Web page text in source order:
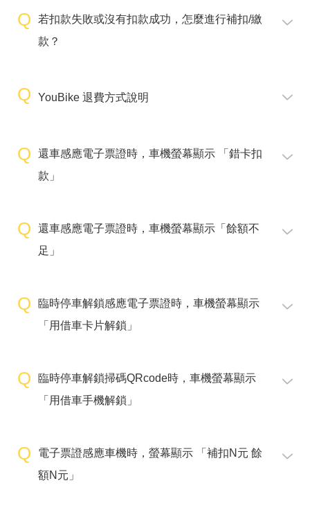
若扣款失敗或沒有扣款成功，怎麼進行補扣/繳
款？
YouBike 退費方式說明
還車感應電子票證時，車機螢幕顯示 「錯卡扣
款」
還車感應電子票證時，車機螢幕顯示「餘額不
足」
臨時停車解鎖感應電子票證時，車機螢幕顯示
「用借車卡片解鎖」
臨時停車解鎖掃碼QRcode時，車機螢幕顯示
「用借車手機解鎖」
電子票證感應車機時，螢幕顯示 「補扣N元 餘
額N元」